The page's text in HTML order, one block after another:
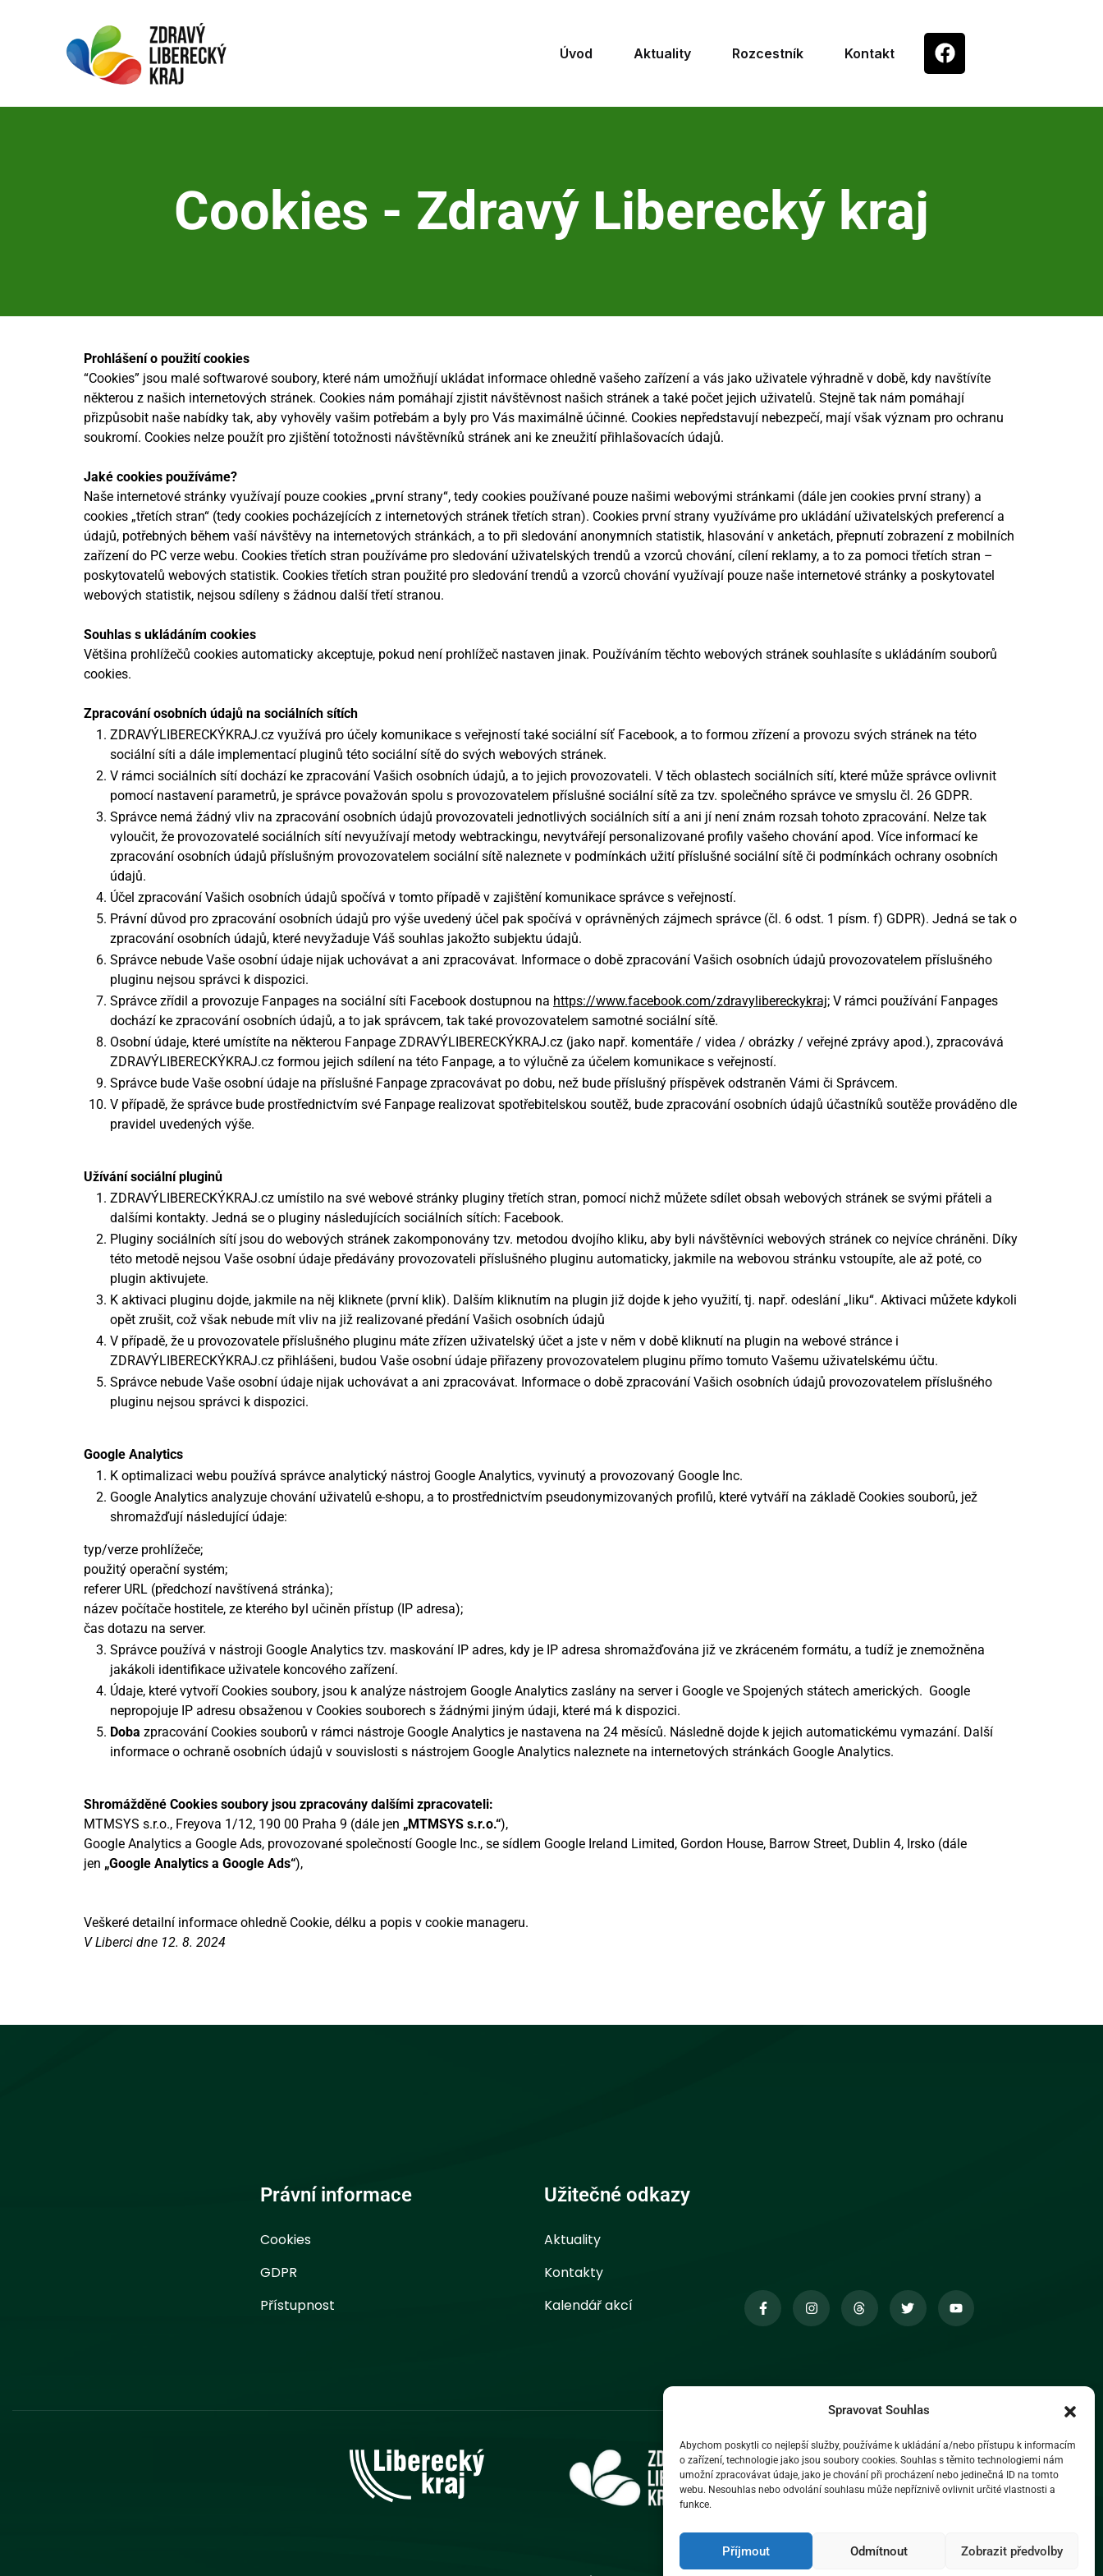
Spravovat Souhlas
Abychom poskytli co nejlepší služby, používáme k ukládání a/nebo přístupu k informacím
o zařízení, technologie jako jsou soubory cookies. Souhlas s těmito technologiemi nám
umožní zpracovávat údaje, jako je chování při procházení nebo jedinečná ID na tomto
webu. Nesouhlas nebo odvolání souhlasu může nepříznivě ovlivnit určité vlastnosti a
funkce.
Příjmout Odmítnout Zobrazit předvolby
Úvod Aktuality Rozcestník Kontakt
Cookies - Zdravý Liberecký kraj
Prohlášení o použití cookies
“Cookies” jsou malé softwarové soubory, které nám umožňují ukládat informace ohledně vašeho zařízení a vás jako uživatele výhradně v době, kdy navštívíte
některou z našich internetových stránek. Cookies nám pomáhají zjistit návštěvnost našich stránek a také počet jejich uživatelů. Stejně tak nám pomáhají
přizpůsobit naše nabídky tak, aby vyhověly vašim potřebám a byly pro Vás maximálně účinné. Cookies nepředstavují nebezpečí, mají však význam pro ochranu
soukromí. Cookies nelze použít pro zjištění totožnosti návštěvníků stránek ani ke zneužití přihlašovacích údajů.
Jaké cookies používáme?
Naše internetové stránky využívají pouze cookies „první strany“, tedy cookies používané pouze našimi webovými stránkami (dále jen cookies první strany) a
cookies „třetích stran“ (tedy cookies pocházejících z internetových stránek třetích stran). Cookies první strany využíváme pro ukládání uživatelských preferencí a
údajů, potřebných během vaší návštěvy na internetových stránkách, a to při sledování anonymních statistik, hlasování v anketách, přepnutí zobrazení z mobilních
zařízení do PC verze webu. Cookies třetích stran používáme pro sledování uživatelských trendů a vzorců chování, cílení reklamy, a to za pomoci třetích stran –
poskytovatelů webových statistik. Cookies třetích stran použité pro sledování trendů a vzorců chování využívají pouze naše internetové stránky a poskytovatel
webových statistik, nejsou sdíleny s žádnou další třetí stranou.
Souhlas s ukládáním cookies
Většina prohlížečů cookies automaticky akceptuje, pokud není prohlížeč nastaven jinak. Používáním těchto webových stránek souhlasíte s ukládáním souborů
cookies.
Zpracování osobních údajů na sociálních sítích
ZDRAVÝLIBERECKÝKRAJ.cz využívá pro účely komunikace s veřejností také sociální síť Facebook, a to formou zřízení a provozu svých stránek na této
sociální síti a dále implementací pluginů této sociální sítě do svých webových stránek.
V rámci sociálních sítí dochází ke zpracování Vašich osobních údajů, a to jejich provozovateli. V těch oblastech sociálních sítí, které může správce ovlivnit
pomocí nastavení parametrů, je správce považován spolu s provozovatelem příslušné sociální sítě za tzv. společného správce ve smyslu čl. 26 GDPR.
Správce nemá žádný vliv na zpracování osobních údajů provozovateli jednotlivých sociálních sítí a ani jí není znám rozsah tohoto zpracování. Nelze tak
vyloučit, že provozovatelé sociálních sítí nevyužívají metody webtrackingu, nevytvářejí personalizované profily vašeho chování apod. Více informací ke
zpracování osobních údajů příslušným provozovatelem sociální sítě naleznete v podmínkách užití příslušné sociální sítě či podmínkách ochrany osobních
údajů.
Účel zpracování Vašich osobních údajů spočívá v tomto případě v zajištění komunikace správce s veřejností.
Právní důvod pro zpracování osobních údajů pro výše uvedený účel pak spočívá v oprávněných zájmech správce (čl. 6 odst. 1 písm. f) GDPR). Jedná se tak o
zpracování osobních údajů, které nevyžaduje Váš souhlas jakožto subjektu údajů.
Správce nebude Vaše osobní údaje nijak uchovávat a ani zpracovávat. Informace o době zpracování Vašich osobních údajů provozovatelem příslušného
pluginu nejsou správci k dispozici.
Správce zřídil a provozuje Fanpages na sociální síti Facebook dostupnou na https://www.facebook.com/zdravylibereckykraj; V rámci používání Fanpages
dochází ke zpracování osobních údajů, a to jak správcem, tak také provozovatelem samotné sociální sítě.
Osobní údaje, které umístíte na některou Fanpage ZDRAVÝLIBERECKÝKRAJ.cz (jako např. komentáře / videa / obrázky / veřejné zprávy apod.), zpracovává
ZDRAVÝLIBERECKÝKRAJ.cz formou jejich sdílení na této Fanpage, a to výlučně za účelem komunikace s veřejností.
Správce bude Vaše osobní údaje na příslušné Fanpage zpracovávat po dobu, než bude příslušný příspěvek odstraněn Vámi či Správcem.
V případě, že správce bude prostřednictvím své Fanpage realizovat spotřebitelskou soutěž, bude zpracování osobních údajů účastníků soutěže prováděno dle
pravidel uvedených výše.
Užívání sociální pluginů
ZDRAVÝLIBERECKÝKRAJ.cz umístilo na své webové stránky pluginy třetích stran, pomocí nichž můžete sdílet obsah webových stránek se svými přáteli a
dalšími kontakty. Jedná se o pluginy následujících sociálních sítích: Facebook.
Pluginy sociálních sítí jsou do webových stránek zakomponovány tzv. metodou dvojího kliku, aby byli návštěvníci webových stránek co nejvíce chráněni. Díky
této metodě nejsou Vaše osobní údaje předávány provozovateli příslušného pluginu automaticky, jakmile na webovou stránku vstoupíte, ale až poté, co
plugin aktivujete.
K aktivaci pluginu dojde, jakmile na něj kliknete (první klik). Dalším kliknutím na plugin již dojde k jeho využití, tj. např. odeslání „liku“. Aktivaci můžete kdykoli
opět zrušit, což však nebude mít vliv na již realizované předání Vašich osobních údajů
V případě, že u provozovatele příslušného pluginu máte zřízen uživatelský účet a jste v něm v době kliknutí na plugin na webové stránce i
ZDRAVÝLIBERECKÝKRAJ.cz přihlášeni, budou Vaše osobní údaje přiřazeny provozovatelem pluginu přímo tomuto Vašemu uživatelskému účtu.
Správce nebude Vaše osobní údaje nijak uchovávat a ani zpracovávat. Informace o době zpracování Vašich osobních údajů provozovatelem příslušného
pluginu nejsou správci k dispozici.
Google Analytics
K optimalizaci webu používá správce analytický nástroj Google Analytics, vyvinutý a provozovaný Google Inc.
Google Analytics analyzuje chování uživatelů e-shopu, a to prostřednictvím pseudonymizovaných profilů, které vytváří na základě Cookies souborů, jež
shromažďují následující údaje:
typ/verze prohlížeče;
použitý operační systém;
referer URL (předchozí navštívená stránka);
název počítače hostitele, ze kterého byl učiněn přístup (IP adresa);
čas dotazu na server.
Správce používá v nástroji Google Analytics tzv. maskování IP adres, kdy je IP adresa shromažďována již ve zkráceném formátu, a tudíž je znemožněna
jakákoli identifikace uživatele koncového zařízení.
Údaje, které vytvoří Cookies soubory, jsou k analýze nástrojem Google Analytics zaslány na server i Google ve Spojených státech amerických. Google
nepropojuje IP adresu obsaženou v Cookies souborech s žádnými jiným údaji, které má k dispozici.
Doba zpracování Cookies souborů v rámci nástroje Google Analytics je nastavena na 24 měsíců. Následně dojde k jejich automatickému vymazání. Další
informace o ochraně osobních údajů v souvislosti s nástrojem Google Analytics naleznete na internetových stránkách Google Analytics.
Shromážděné Cookies soubory jsou zpracovány dalšími zpracovateli:
MTMSYS s.r.o., Freyova 1/12, 190 00 Praha 9 (dále jen „MTMSYS s.r.o.“),
Google Analytics a Google Ads, provozované společností Google Inc., se sídlem Google Ireland Limited, Gordon House, Barrow Street, Dublin 4, Irsko (dále
jen „Google Analytics a Google Ads“),
Veškeré detailní informace ohledně Cookie, délku a popis v cookie manageru.
V Liberci dne 12. 8. 2024
Právní informace
Cookies
GDPR
Přístupnost
Užitečné odkazy
Aktuality
Kontakty
Kalendář akcí